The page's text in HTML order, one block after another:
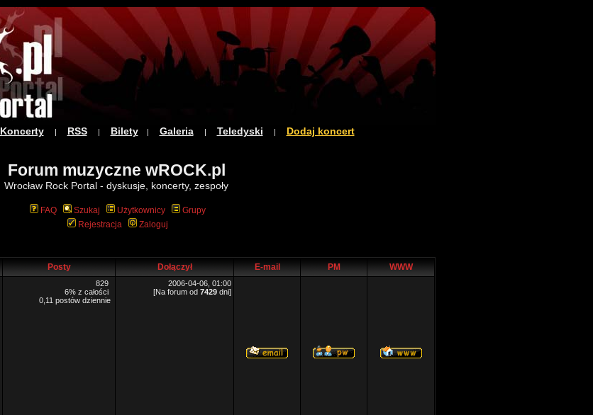
Koncerty| RSS| Bilety| Galeria| Teledyski | Dodaj koncert
Forum muzyczne wROCK.pl
Wrocław Rock Portal - dyskusje, koncerty, zespoły
FAQ Szukaj Użytkownicy
Grupy
Rejestracja
Zaloguj
Posty Dołączył E-mail PM
WWW
829
6% z całości
0,11 postów dziennie
2006-04-06, 01:00
[Na forum od 7429 dni]